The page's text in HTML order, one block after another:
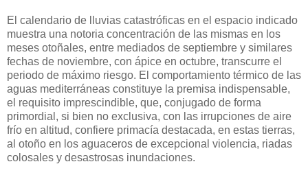
El calendario de lluvias catastróficas en el espacio indicado
muestra una notoria concentración de las mismas en los
meses otoñales, entre mediados de septiembre y similares
fechas de noviembre, con ápice en octubre, transcurre el
periodo de máximo riesgo. El comportamiento térmico de las
aguas mediterráneas constituye la premisa indispensable,
el requisito imprescindible, que, conjugado de forma
primordial, si bien no exclusiva, con las irrupciones de aire
frío en altitud, confiere primacía destacada, en estas tierras,
al otoño en los aguaceros de excepcional violencia, riadas
colosales y desastrosas inundaciones.